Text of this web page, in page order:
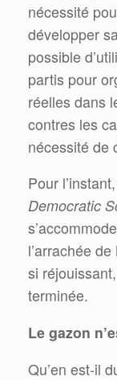
nécessité
développer
possible
partis pour
réelles dans
contres les
nécessité de
Pour
Democratic
l’arrachée
si
terminée.
Le gazon
Qu’en est-il